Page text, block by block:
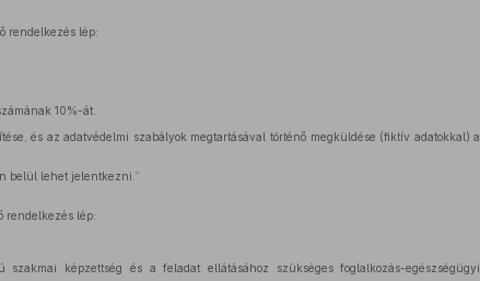
rendelkezés lép:
10%-át.
és az adatvédelmi szabályok megtartásával történő megküldése (fiktív adatokkal) a
belül lehet jelentkezni.”
rendelkezés lép:
képzettség és a feladat ellátásához szükséges foglalkozás-egészségügyi